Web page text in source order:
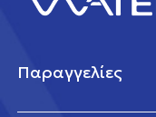
Παραγγελίες